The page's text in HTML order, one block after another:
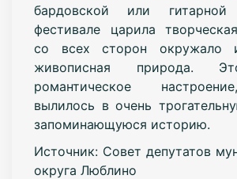
бардовской или
фестивале царила
со всех сторон окружало
живописная природа.
романтическое
вылилось в очень
запоминающуюся историю.
Источник: Совет депутатов
округа Люблино